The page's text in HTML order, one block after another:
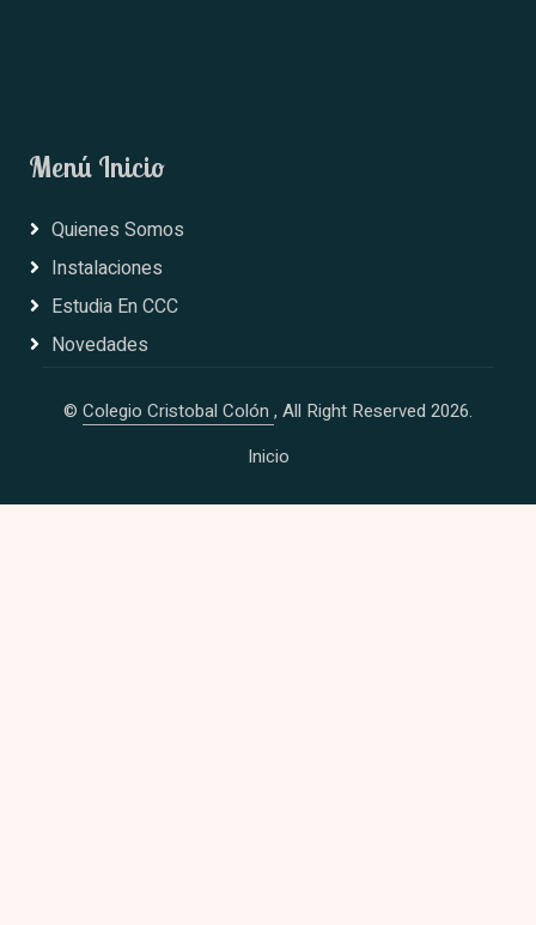
Menú Inicio
Quienes Somos
Instalaciones
Estudia En CCC
Novedades
© Colegio Cristobal Colón , All Right Reserved 2026.
Inicio